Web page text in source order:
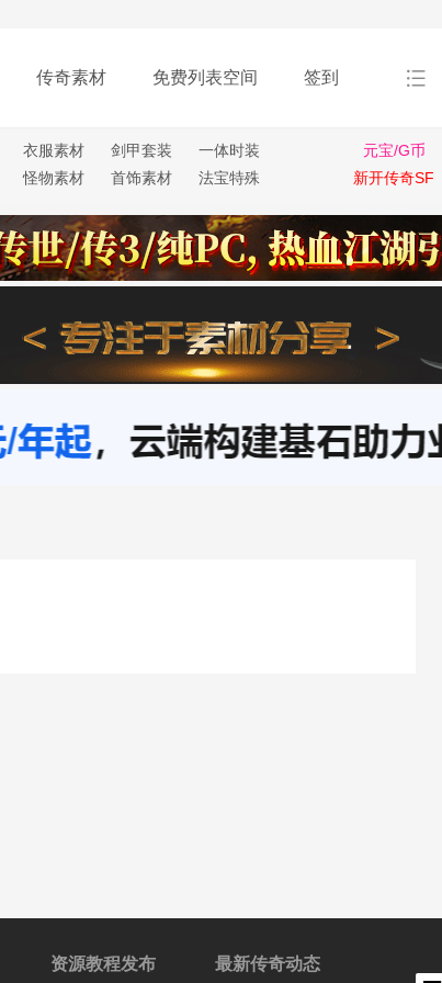
传奇素材 免费列表空间 签到
衣服素材 剑甲套装
一体时装
怪物素材 首饰素材 法宝特殊
元宝/G币
新开传奇SF
资源教程发布 最新传奇动态